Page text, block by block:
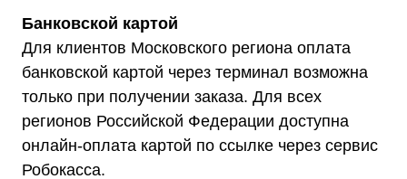
Банковской картой
Для клиентов Московского региона оплата
банковской картой через терминал возможна
только при получении заказа. Для всех
регионов Российской Федерации доступна
онлайн-оплата картой по ссылке через сервис
Робокасса.
Информация, размещенная на сайте,
не является публичной офертой
© 2021-2026 Официальный дилер «Штиль»
Политика конфиденциальности